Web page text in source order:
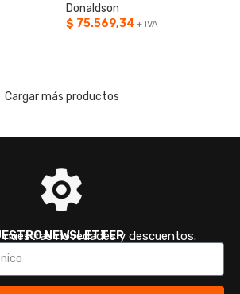
Donaldson
$ 75.569,34 + IVA
Cargar más productos
NEWSLETTER
novedades y descuentos.